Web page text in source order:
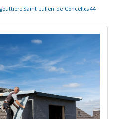
Saint-Julien-de-Concelles 44